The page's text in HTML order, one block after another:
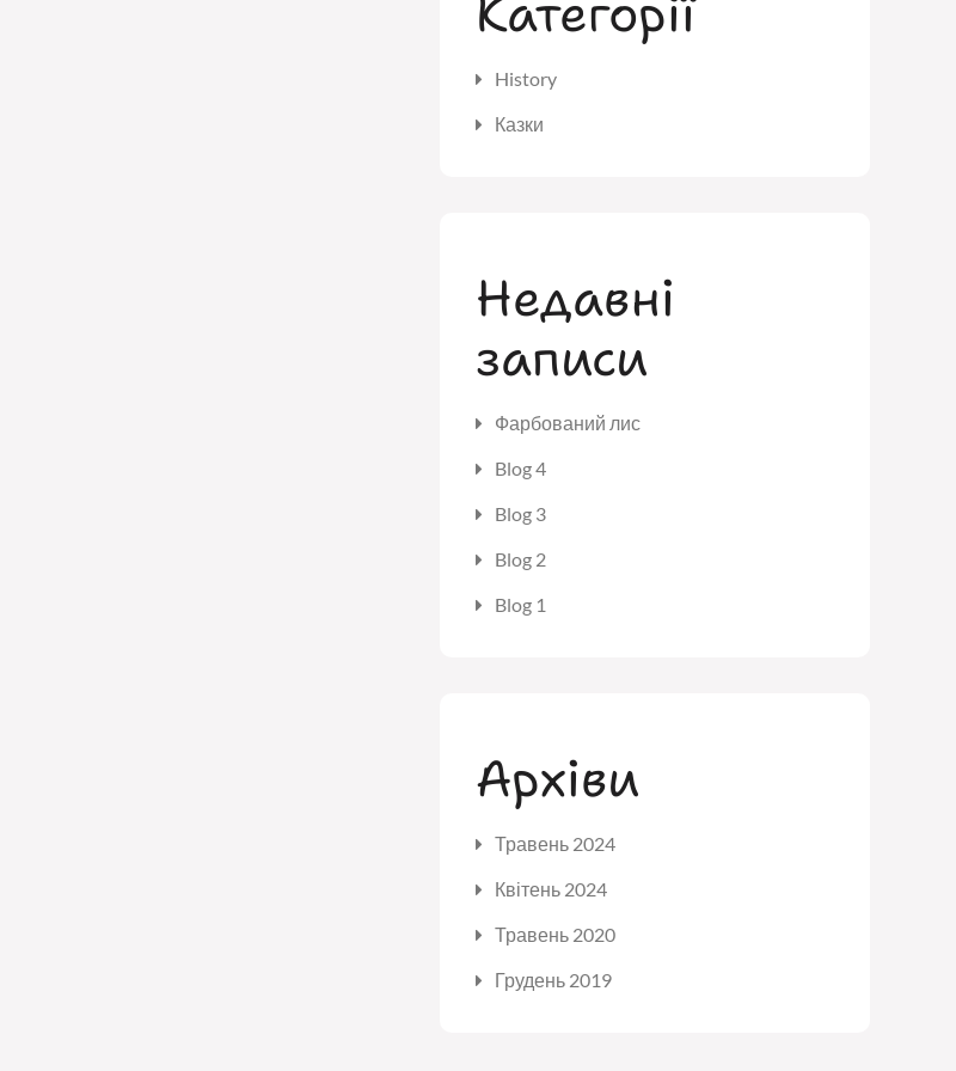
History
Казки
Недавні
записи
Фарбований лис
Blog 4
Blog 3
Blog 2
Blog 1
Архіви
Травень 2024
Квітень 2024
Травень 2020
Грудень 2019